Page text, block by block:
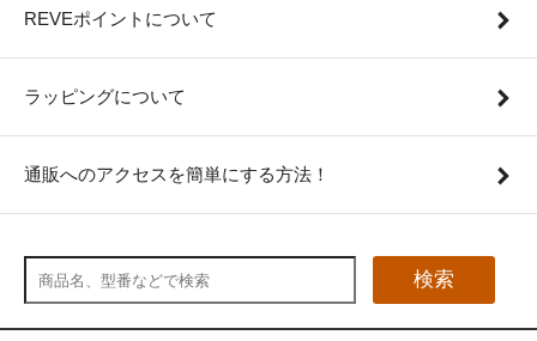
REVEポイントについて
ラッピングについて
通販へのアクセスを簡単にする方法！
検索